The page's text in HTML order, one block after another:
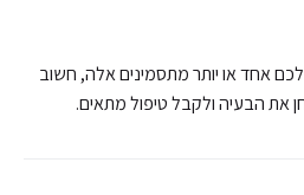
אחד או יותר מתסמינים אלה, חשוב
את הבעיה ולקבל טיפול מתאים.